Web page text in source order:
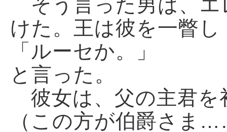
そう言った男は、エ
けた。王は彼を一瞥し
「ルーセか。」
と言った。
彼女は、父の主君を
（この方が伯爵さま